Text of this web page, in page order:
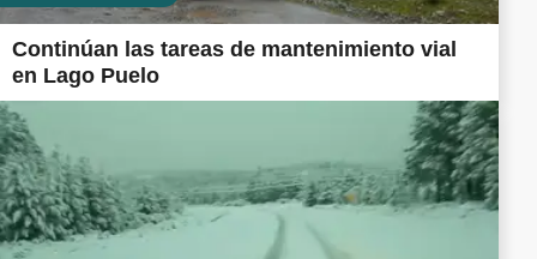
Continúan las tareas de mantenimiento vial
en Lago Puelo